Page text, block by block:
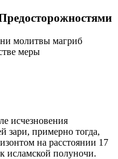
молитвы магриб
меры
исчезновения
зари, примерно тогда,
на расстоянии 17
исламской полуночи.